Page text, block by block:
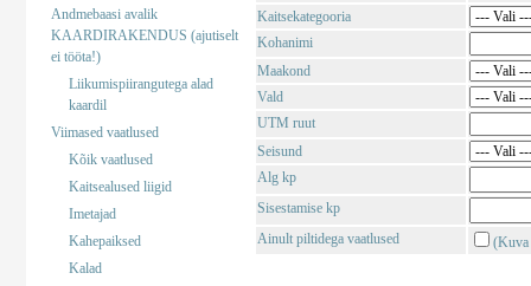
Andmebaasi avalik
KAARDIRAKENDUS (ajutiselt
ei tööta!)
Liikumispiirangutega alad
kaardil
Viimased vaatlused
Kõik vaatlused
Kaitsealused liigid
Imetajad
Kahepaiksed
Kalad
Kaitsekategooria
Kohanimi
Maakond
Vald
UTM ruut
Seisund
Alg kp
Sisestamise kp
Ainult piltidega vaatlused
(Kuva